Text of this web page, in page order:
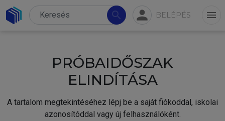
search person BELÉPÉS menu
PRÓBAIDŐSZAK
ELINDÍTÁSA
A tartalom megtekintéséhez lépj be a saját fiókoddal, iskolai
azonosítóddal vagy új felhasználóként.